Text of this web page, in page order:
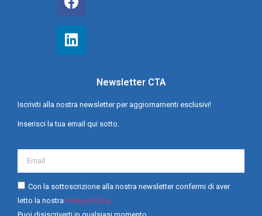
Newsletter CTA
Iscriviti alla nostra newsletter per aggiornamenti esclusivi!
Inserisci la tua email qui sotto.
Con la sottoscrizione alla nostra newsletter confermi di aver
letto la nostra Privacy Policy